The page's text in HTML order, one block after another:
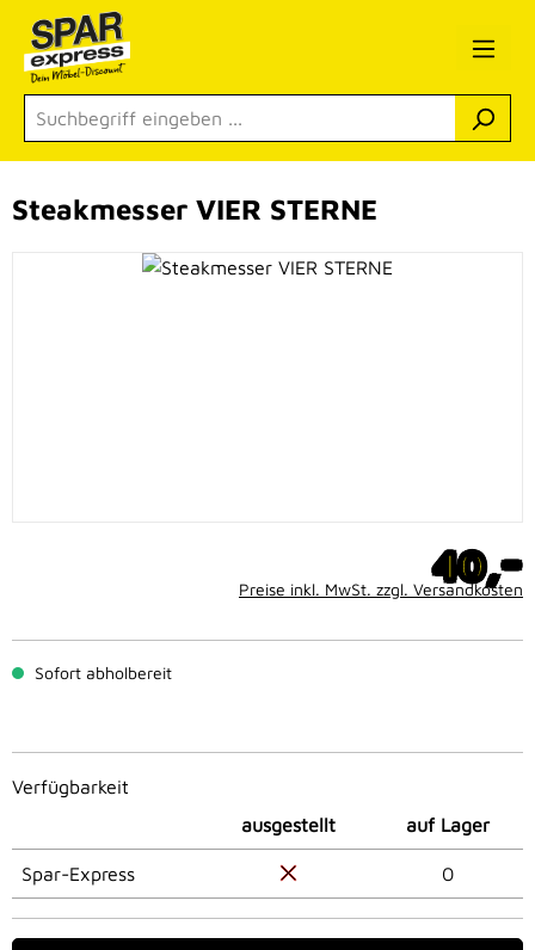
Zum Hauptinhalt springen
Bildergalerie überspringen
Steakmesser VIER STERNE
40,-
Preise inkl. MwSt. zzgl. Versandkosten
Sofort abholbereit
Verfügbarkeit
ausgestellt
auf Lager
Spar-Express 0